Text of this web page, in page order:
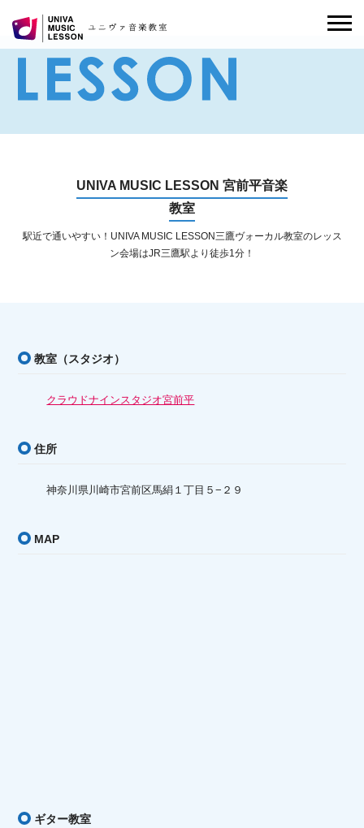
UNIVA MUSIC LESSON 宮前平音楽
教室
駅近で通いやすい！UNIVA MUSIC LESSON三鷹ヴォーカル教室のレッス
ン会場はJR三鷹駅より徒歩1分！
教室（スタジオ）
クラウドナインスタジオ宮前平
住所
神奈川県川崎市宮前区馬絹１丁目５−２９
MAP
ギター教室